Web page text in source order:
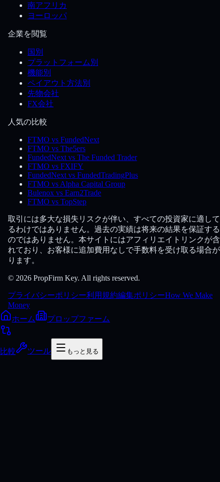
南アフリカ
ヨーロッパ
企業を閲覧
国別
プラットフォーム別
機能別
ペイアウト方法別
先物会社
FX会社
人気の比較
FTMO vs FundedNext
FTMO vs The5ers
FundedNext vs The Funded Trader
FTMO vs FXIFY
FundedNext vs FundedTradingPlus
FTMO vs Alpha Capital Group
Bulenox vs Earn2Trade
FTMO vs TopStep
取引には多大な損失リスクが伴い、すべての投資家に適し
るわけではありません。過去の実績は将来の結果を保証す
のではありません。本サイトにはアフィリエイトリンクが
れており、お客様に追加費用なしで手数料を受け取る場合
ります。
© 2026 PropFirm Key. All rights reserved.
プライバシーポリシー利用規約編集ポリシーHow We Make
Money
ホーム
プロップファーム
比較 ツール もっと見る